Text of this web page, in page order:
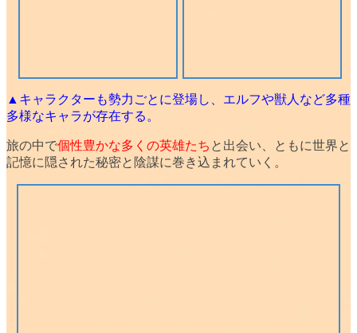
▲キャラクターも勢力ごとに登場し、エルフや獣人など多種
多様なキャラが存在する。
旅の中で個性豊かな多くの英雄たち と出会い、ともに世界と
記憶に隠された秘密と陰謀に巻き込まれていく。